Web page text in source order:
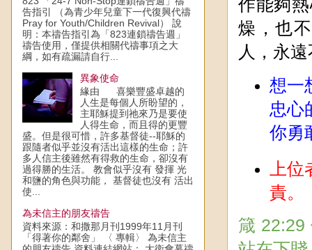
作能夠
燥，也
人，永
想一
忠心
你勇
上
責。
箴 22:29
告指引 （為青少年兒童下一代復興代禱
Pray for Youth/Children Revival） 說
明：本禱告指引為「823連鎖禱告週」
禱告使用，僅提供相關代禱事項之大
綱，如有疏漏請自行...
異象使命
緣由 喜樂豐盛卓越的
人生是每個人所盼望的，
主耶穌提到祂來乃是要使
人得生命，而且得的更豐
盛。但是很可惜，許多基督徒--耶穌的
跟隨者似乎並沒有活出這樣的生命；許
多人信主後雖然有得救的生命，卻沒有
過得勝的生活。 教會似乎沒有 發揮 光
和鹽的角色與功能， 基督徒也沒有 活出
使...
為未信主的朋友禱告
資料來源：和撒那月刊1999年11月刊
「得著你的鄰舍」 〈 專輯〉 為未信主